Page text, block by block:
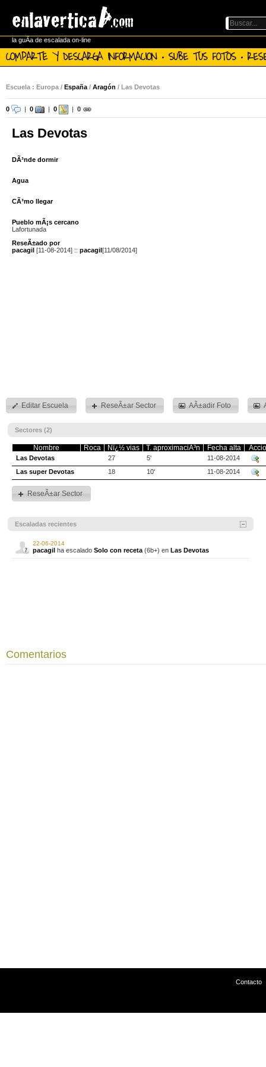
la guÃ­a de escalada on-line
COMPARTE Y DESCARGA INFORMACION · SUBE TUS FOTOS ·
Escuela : Europa / España / Aragón / Las Devotas
0 0 0 0
Las Devotas
DÃ³nde dormir
Agua
CÃ³mo llegar
Pueblo mÃ¡s cercano
Lafortunada
ReseÃ±ado por
pacagil [11-08-2014] :: pacagil[11/08/2014]
Editar Escuela ReseÃ±ar Sector AÃ±adir Foto
Sectores (2)
Nombre Roca Nï¿½ vias T. aproximaciÃ³n Fecha alta
Las Devotas
27 5'
11-08-2014
Las super Devotas
18 10' 11-08-2014
ReseÃ±ar Sector
Escaladas recientes
22-06-2014
pacagil ha escalado Solo con receta (6b+) en Las Devotas
Comentarios
Contacto